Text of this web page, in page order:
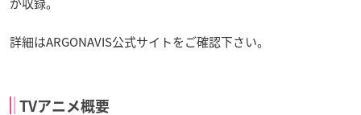
詳細はARGONAVIS公式サイトをご確認下さい。
TVアニメ概要